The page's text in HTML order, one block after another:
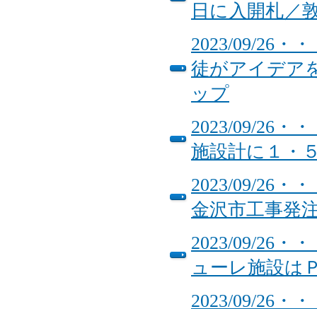
日に入開札／
2023/09/26・
徒がアイデア
ップ
2023/09/26・
施設計に１・
2023/09/26・
金沢市工事発
2023/09/26・
ューレ施設は
2023/09/26・